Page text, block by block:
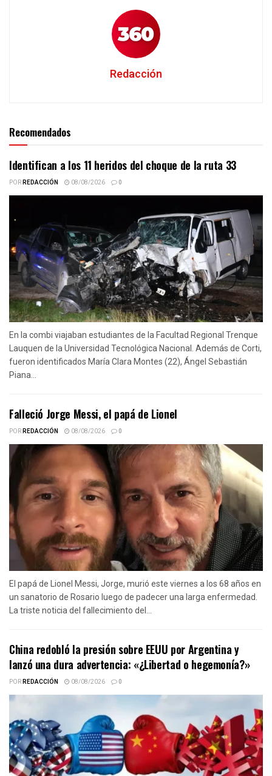
Redacción
Recomendados
Identifican a los 11 heridos del choque de la ruta 33
PORREDACCIÓN 08/08/2026 0
En la combi viajaban estudiantes de la Facultad Regional Trenque
Lauquen de la Universidad Tecnológica Nacional. Además de Corti,
fueron identificados María Clara Montes (22), Ángel Sebastián
Piana...
Falleció Jorge Messi, el papá de Lionel
PORREDACCIÓN 08/08/2026 0
El papá de Lionel Messi, Jorge, murió este viernes a los 68 años en
un sanatorio de Rosario luego de padecer una larga enfermedad.
La triste noticia del fallecimiento del...
China redobló la presión sobre EEUU por Argentina y
lanzó una dura advertencia: «¿Libertad o hegemonía?»
PORREDACCIÓN 08/08/2026 0